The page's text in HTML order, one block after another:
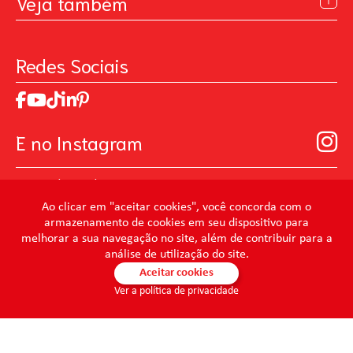
Ao clicar em "aceitar cookies", você concorda com o
armazenamento de cookies em seu dispositivo para
melhorar a sua navegação no site, além de contribuir para a
análise de utilização do site.
Aceitar cookies
Ver a política de privacidade
Contato
Trabalhe Conosco
Relatório de Sustentabilidade 2025
Código de ética
Acionistas
Prevenir Não Dói
MasterChef
Art Of Love
Seja um distribuidor de Limpeza Profissional
Redes Sociais
E no Instagram
@mundocondor
@condorbeleza
@condorlimpeza
@condorhigienebucal
@condorpinturaimobiliaria
@condorpinturaartistica
@condorlimpezaprofissional